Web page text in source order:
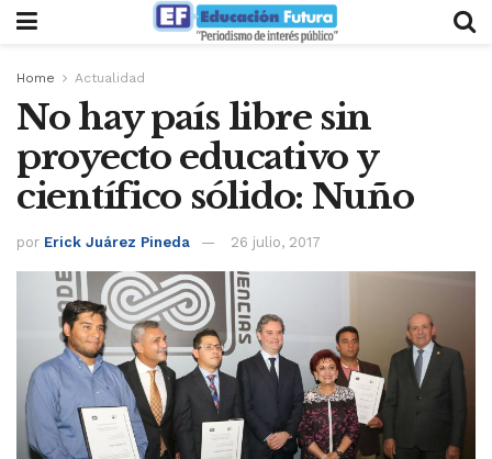
Home Actualidad
No hay país libre sin
proyecto educativo y
científico sólido: Nuño
por Erick Juárez Pineda 26 julio, 2017